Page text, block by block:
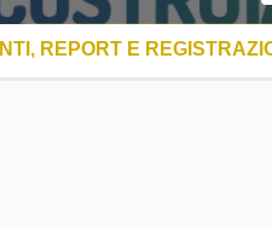
REPORT E